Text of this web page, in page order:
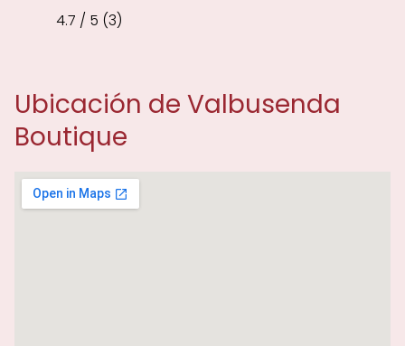
4.7 / 5 (3)
Ubicación de Valbusenda
Boutique